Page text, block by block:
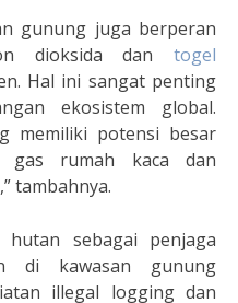
gunung juga berperan
dioksida dan togel
Hal ini sangat penting
ekosistem global.
memiliki potensi besar
gas rumah kaca dan
tambahnya.
hutan sebagai penjaga
di kawasan gunung
illegal logging dan